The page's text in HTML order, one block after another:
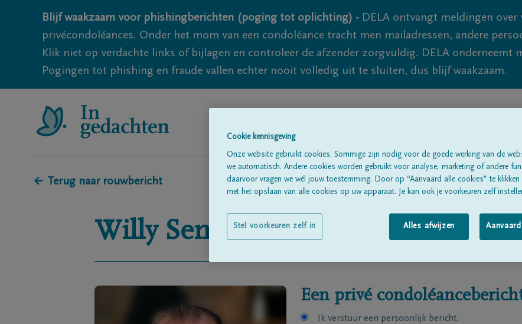
Blijf waakzaam voor phishingberichten (poging tot oplichting) - DELA ontvangt meldingen over
privécondoléances. Onder het mom van een condoléance tracht men mailadressen, andere
Klik niet op verdachte links of bijlagen en controleer de afzender zorgvuldig. DELA onderneemt
Pogingen tot phishing en fraude vallen echter nooit volledig uit te sluiten, dus blijf waakzaam.
← Terug naar rouwbericht
Willy Sempoux
Een privé
Ik verstuur een persoonlijk bericht.
Cookie kennisgeving
Onze website gebruikt cookies. Sommige zijn nodig voor de goede werking van de
we automatisch. Andere cookies worden gebruikt voor analyse, marketing of andere
daarvoor vragen we wél jouw toestemming. Door op “Aanvaard alle cookies” te
met het opslaan van alle cookies op uw apparaat. Je kan ook je voorkeuren zelf
Alles afwijzen
Stel voorkeuren zelf in